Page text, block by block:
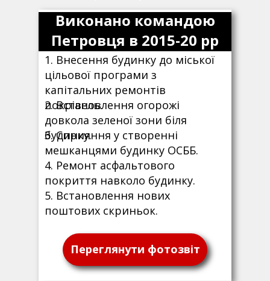
Виконано командою
Петровця в 2015-20 рр
1. Внесення будинку до міської
цільової програми з
капітальних ремонтів
покрівель.
2. Встановлення огорожі
довкола зеленої зони біля
будинку.
3. Сприяння у створенні
мешканцями будинку ОСББ.
4. Ремонт асфальтового
покриття навколо будинку.
5. Встановлення нових
поштових скриньок.
Переглянути фотозвіт